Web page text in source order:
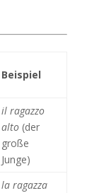
Beispiel
il ragazzo
alto(der
große
Junge)
la ragazza